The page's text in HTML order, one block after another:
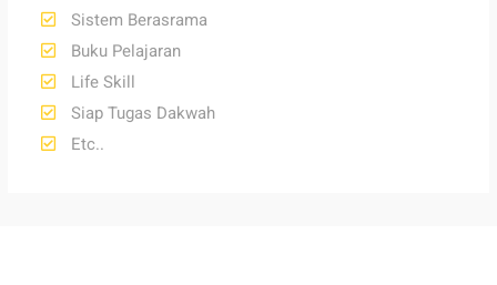
Sistem Berasrama
Buku Pelajaran
Life Skill
Siap Tugas Dakwah
Etc..